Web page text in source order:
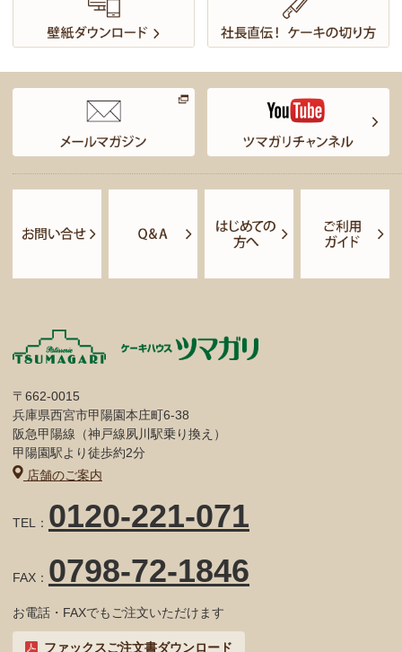
〒662-0015
兵庫県西宮市甲陽園本庄町6-38
阪急甲陽線（神戸線夙川駅乗り換え）
甲陽園駅より徒歩約2分
店舗のご案内
TEL： 0120-221-071
FAX： 0798-72-1846
お電話・FAXでもご注文いただけます
ファックスご注文書ダウンロード